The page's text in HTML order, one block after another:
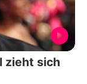
zieht sich